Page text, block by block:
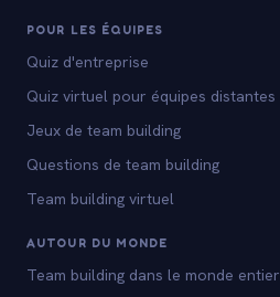
POUR LES ÉQUIPES
Quiz d'entreprise
Quiz virtuel pour équipes distantes
Jeux de team building
Questions de team building
Team building virtuel
AUTOUR DU MONDE
Team building dans le monde entier